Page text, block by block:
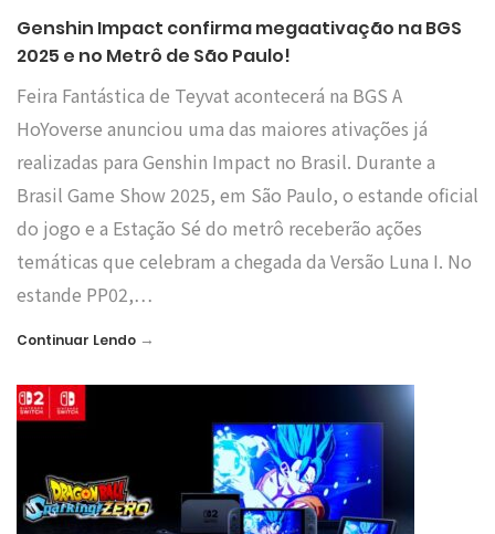
Genshin Impact confirma megaativação na BGS
2025 e no Metrô de São Paulo!
Feira Fantástica de Teyvat acontecerá na BGS A
HoYoverse anunciou uma das maiores ativações já
realizadas para Genshin Impact no Brasil. Durante a
Brasil Game Show 2025, em São Paulo, o estande oficial
do jogo e a Estação Sé do metrô receberão ações
temáticas que celebram a chegada da Versão Luna I. No
estande PP02,…
Continuar Lendo →